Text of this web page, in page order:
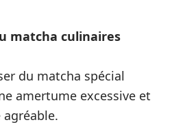
matcha culinaires
du matcha spécial
amertume excessive et